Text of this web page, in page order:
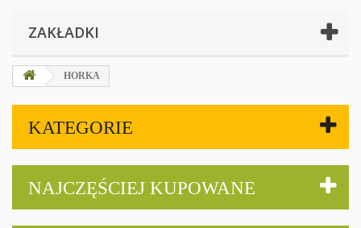
ZAKŁADKI
HORKA
KATEGORIE
NAJCZĘŚCIEJ KUPOWANE